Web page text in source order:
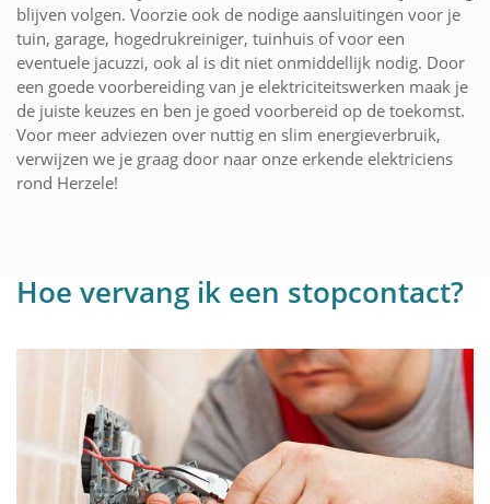
blijven volgen. Voorzie ook de nodige aansluitingen voor je
tuin, garage, hogedrukreiniger, tuinhuis of voor een
eventuele jacuzzi, ook al is dit niet onmiddellijk nodig. Door
een goede voorbereiding van je elektriciteitswerken maak je
de juiste keuzes en ben je goed voorbereid op de toekomst.
Voor meer adviezen over nuttig en slim energieverbruik,
verwijzen we je graag door naar onze erkende elektriciens
rond Herzele!
Hoe vervang ik een stopcontact?